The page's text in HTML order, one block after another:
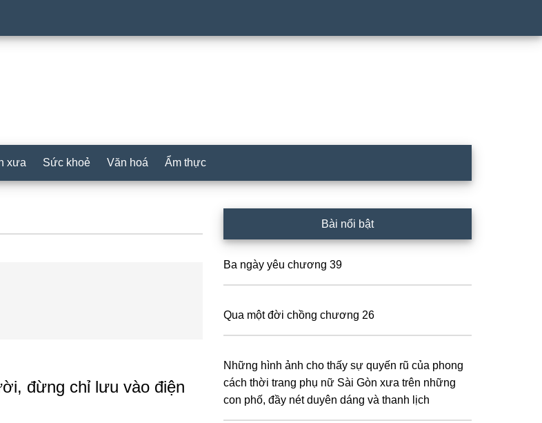
xưa Sức khoẻ Văn hoá Ẩm thực
đừng chỉ lưu vào điện
Sidebar
Bài nổi bật
Ba ngày yêu chương 39
Qua một đời chồng chương 26
Những hình ảnh cho thấy sự quyến rũ của phong
cách thời trang phụ nữ Sài Gòn xưa trên những
con phố, đầy nét duyên dáng và thanh lịch